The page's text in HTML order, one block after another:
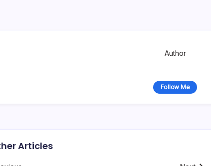
Author
Follow Me
Articles